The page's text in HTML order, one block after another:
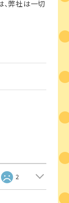
、弊社は一切
2